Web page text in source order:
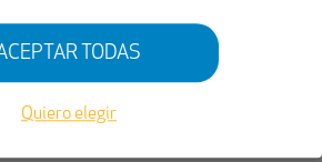
Quiero elegir
TODAS